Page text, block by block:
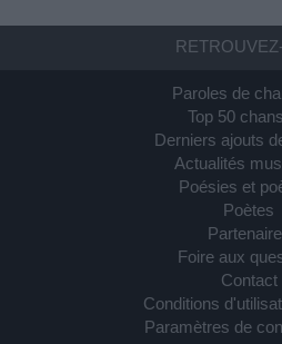
Paroles de
Top 50
Derniers ajouts
Actualités
Poésies et
Poètes
Foire aux
Contact
Conditions
Paramètres de